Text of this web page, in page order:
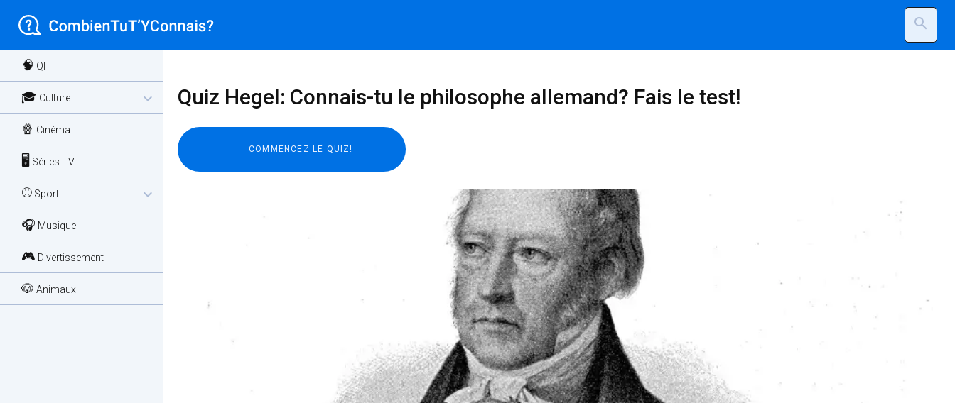
search
🧠 QI
🎓 Culture expand_more
🍿 Cinéma
🖥️ Séries TV
⚾ Sport expand_more
🎧 Musique
🎮 Divertissement
🐶 Animaux
Quiz Hegel: Connais-tu le philosophe allemand? Fais le test!